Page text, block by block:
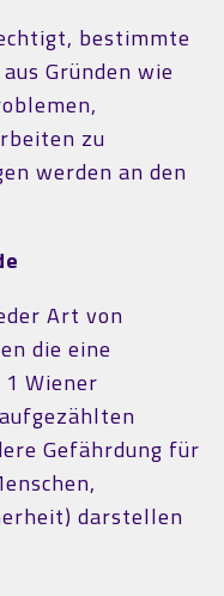
bestimmte
Gründen wie
zu
werden an den
Art von
die eine
Wiener
Gefährdung für
darstellen